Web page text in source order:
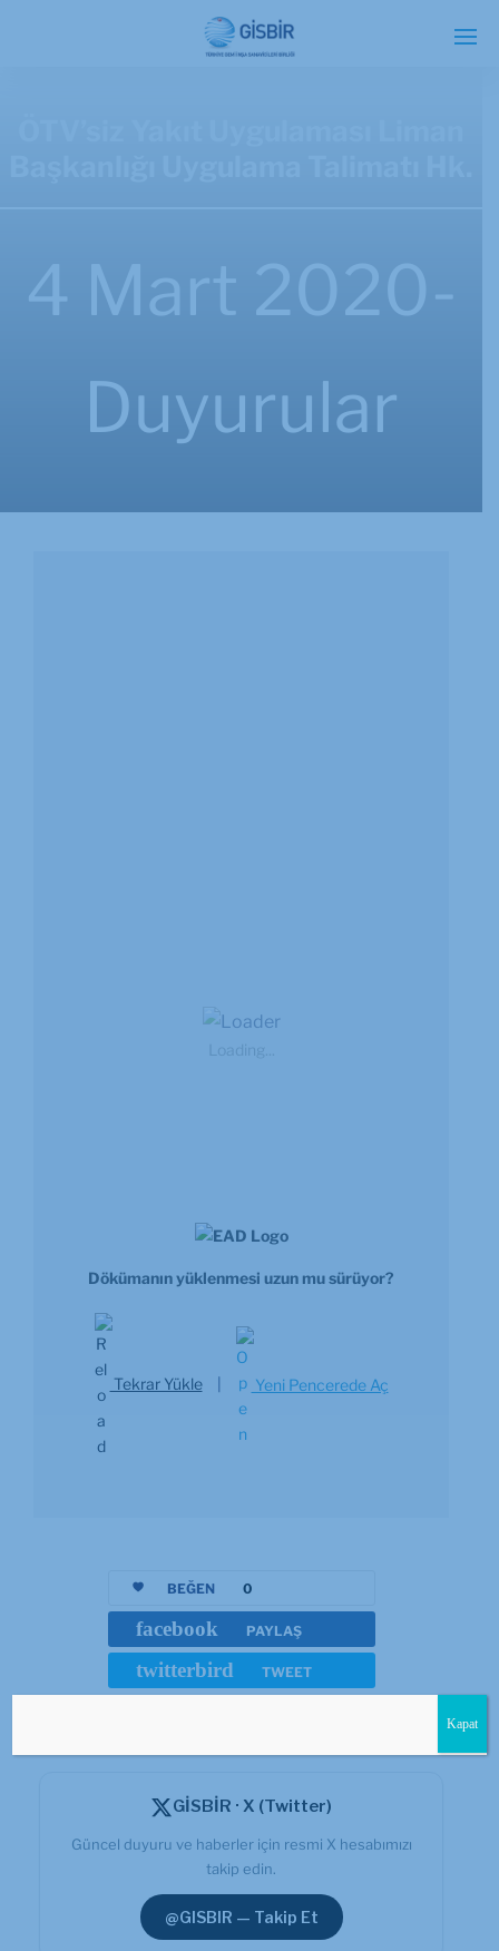
4 Mart 2020-
Duyurular
Loading...
Dökümanın yüklenmesi uzun mu sürüyor?
Tekrar Yükle Yeni Pencerede Aç
BEĞEN 0
facebook PAYLAŞ
twitterbird TWEET
GİSBİR · X (Twitter)
Güncel duyuru ve haberler için resmi X hesabımızı
takip edin.
@GISBIR — Takip Et
Kapat